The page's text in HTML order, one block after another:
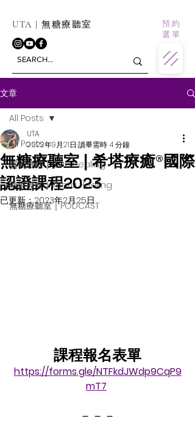
UTA | 無糖療聽室
預 約
選 單
文章
All Posts
靈氣旅程｜Reiki Healing
希塔療癒｜Theta Healing
無糖療聽室｜PODCAST
All Posts
無糖療聽室 | 希塔療癒®國際
認證課程2023
UTA
2022年9月21日 讀畢需時 4 分鐘
已更新：2023年2月25日
課程報名表單
https://forms.gle/NTFkdJWdp9CqP9
mT7
－－－